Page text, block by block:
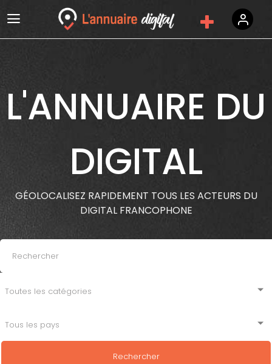
L'ANNUAIRE DU
DIGITAL
GÉOLOCALISEZ RAPIDEMENT TOUS LES ACTEURS DU
DIGITAL FRANCOPHONE
Rechercher